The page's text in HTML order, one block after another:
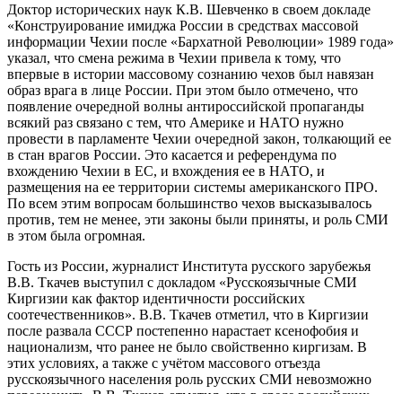
Доктор исторических наук К.В. Шевченко в своем докладе
«Конструирование имиджа России в средствах массовой
информации Чехии после «Бархатной Революции» 1989 года»
указал, что смена режима в Чехии привела к тому, что
впервые в истории массовому сознанию чехов был навязан
образ врага в лице России. При этом было отмечено, что
появление очередной волны антироссийской пропаганды
всякий раз связано с тем, что Америке и НАТО нужно
провести в парламенте Чехии очередной закон, толкающий ее
в стан врагов России. Это касается и референдума по
вхождению Чехии в ЕС, и вхождения ее в НАТО, и
размещения на ее территории системы американского ПРО.
По всем этим вопросам большинство чехов высказывалось
против, тем не менее, эти законы были приняты, и роль СМИ
в этом была огромная.
Гость из России, журналист Института русского зарубежья
В.В. Ткачев выступил с докладом «Русскоязычные СМИ
Киргизии как фактор идентичности российских
соотечественников». В.В. Ткачев отметил, что в Киргизии
после развала СССР постепенно нарастает ксенофобия и
национализм, что ранее не было свойственно киргизам. В
этих условиях, а также с учётом массового отъезда
русскоязычного населения роль русских СМИ невозможно